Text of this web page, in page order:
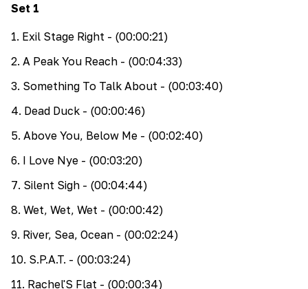
Set 1
1. Exil Stage Right - (00:00:21)
2. A Peak You Reach - (00:04:33)
3. Something To Talk About - (00:03:40)
4. Dead Duck - (00:00:46)
5. Above You, Below Me - (00:02:40)
6. I Love Nye - (00:03:20)
7. Silent Sigh - (00:04:44)
8. Wet, Wet, Wet - (00:00:42)
9. River, Sea, Ocean - (00:02:24)
10. S.P.A.T. - (00:03:24)
11. Rachel'S Flat - (00:00:34)